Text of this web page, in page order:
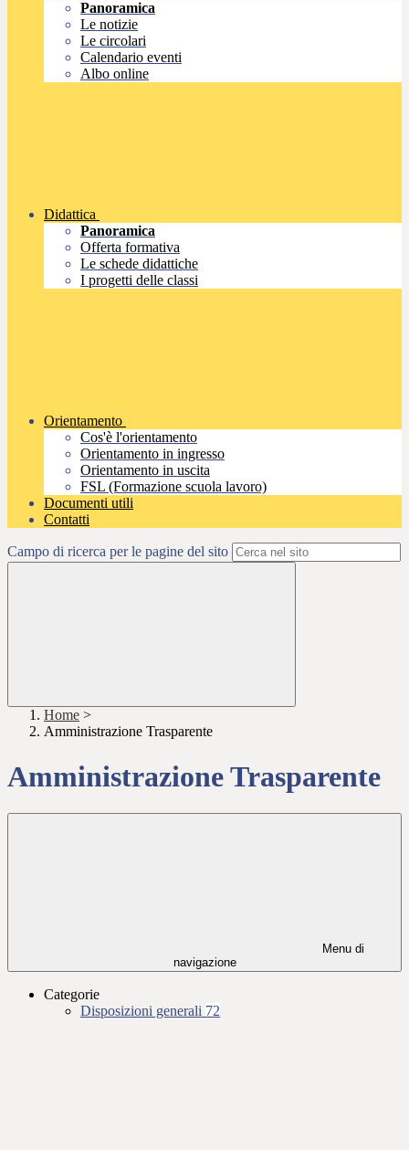
Panoramica
Le notizie
Le circolari
Calendario eventi
Albo online
Didattica
Panoramica
Offerta formativa
Le schede didattiche
I progetti delle classi
Orientamento
Cos'è l'orientamento
Orientamento in ingresso
Orientamento in uscita
FSL (Formazione scuola lavoro)
Documenti utili
Contatti
Campo di ricerca per le pagine del sito
Home >
Amministrazione Trasparente
Amministrazione Trasparente
Menu di
navigazione
Categorie
Disposizioni generali 72